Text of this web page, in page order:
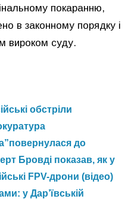
покаранню,
в законному порядку і
вироком суду.
обстріли
до
Бровді показав, як у
FPV-дрони (відео)
у Дар’ївській